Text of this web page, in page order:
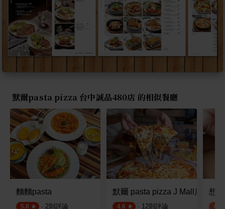
默爾pasta pizza 台中誠品480店 的相似餐廳
麵麵pasta
5.0 · 2則評論
默爾 pasta pizza J Mall店
4.6 · 12則評論
想
4.0